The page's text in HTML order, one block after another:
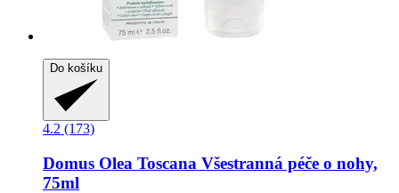
Do košíku
4.2 (173)
Domus Olea Toscana Všestranná péče o nohy,
75ml